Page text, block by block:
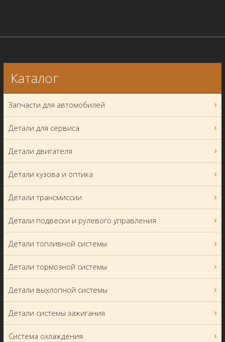
Каталог
Запчасти для автомобилей
Детали для сервиса
Детали двигателя
Детали кузова и оптика
Детали трансмиссии
Детали подвески и рулевого управления
Детали топливной системы
Детали тормозной системы
Детали выхлопной системы
Детали системы зажигания
Система охлаждения